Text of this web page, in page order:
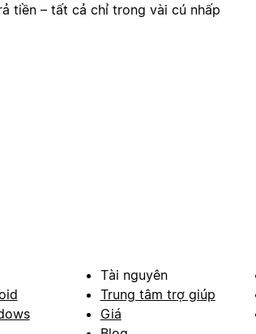
tiền – tất cả chỉ trong vài cú nhấp
Tài nguyên
Trung tâm trợ giúp
Giá